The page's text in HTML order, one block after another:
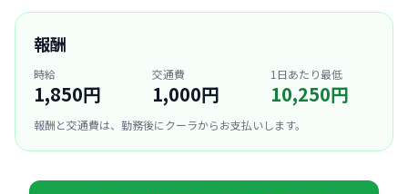
報酬
時給
1,850円
交通費
1,000円
1日あたり最低
10,250円
報酬と交通費は、勤務後にクーラからお支払いします。